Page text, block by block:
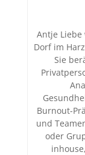
Antje
Dorf im
Sie
Burnout-
und
oder